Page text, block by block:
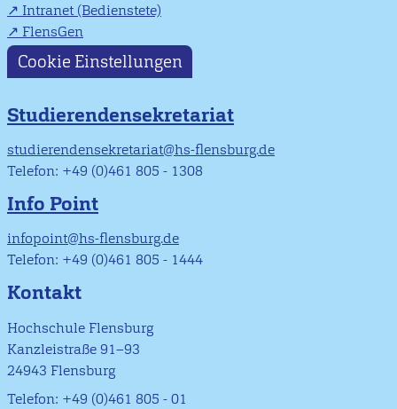
Intranet (Bedienstete)
FlensGen
Cookie Einstellungen
Studierendensekretariat
studierendensekretariat@hs-flensburg.de
Telefon: +49 (0)461 805 - 1308
Info Point
infopoint@hs-flensburg.de
Telefon: +49 (0)461 805 - 1444
Kontakt
Hochschule Flensburg
Kanzleistraße 91–93
24943 Flensburg
Telefon: +49 (0)461 805 - 01